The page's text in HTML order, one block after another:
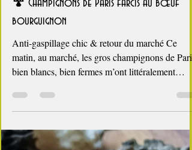
5 min de lecture
🍄 Champignons de Paris farcis au bœuf
bourguignon
Anti‑gaspillage chic & retour du marché Ce
matin, au marché, les gros champignons de Paris
bien blancs, bien fermes m’ont littéralement
appelée. Leur rondeur parfaite, leur fraîcheur,